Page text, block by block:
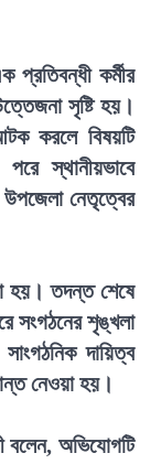
কর্মীর
সৃষ্টি হয়।
করলে বিষয়টি
স্থানীয়ভাবে
নেতৃত্বের
হয়। তদন্ত শেষে
সংগঠনের শৃঙ্খলা
দায়িত্ব
নেওয়া হয়।
বলেন, অভিযোগটি